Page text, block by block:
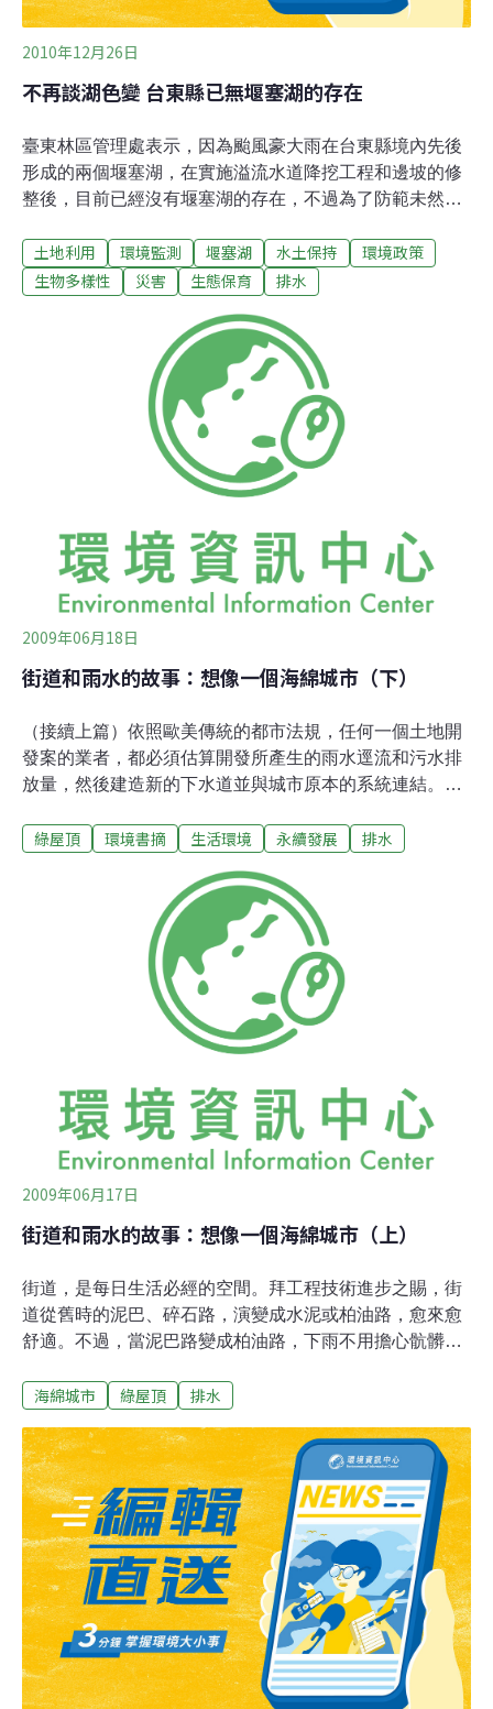
2010年12月26日
不再談湖色變 台東縣已無堰塞湖的存在
臺東林區管理處表示，因為颱風豪大雨在台東縣境內先後
形成的兩個堰塞湖，在實施溢流水道降挖工程和邊坡的修
整後，目前已經沒有堰塞湖的存在，不過為了防範未然，
柱處長說，台東縣在95年7月16號，因為碧利斯颱風帶來
的豪大雨加上隔天又發生規模4.6地震的影響，導致海端鄉
河道，形成堰塞湖，對下游聚落安全也構成嚴重威脅。經
過這幾年分別實施溢流水道降挖工程，並將邊坡修整為複
式斷面，排除堰塞湖蓄水，提高壩堤的穩定性後，目前已
經沒有煙塞湖的存在。此外，去年莫拉克颱風期間形成的
太麻里包聖社堰塞湖，也是經過持續的降挖後，湖水已經
土地利用 環境監測 堰塞湖 水土保持
環境政策
生物多樣性
災害 生態保育 排水
2009年06月18日
街道和雨水的故事：想像一個海綿城市（下）
（接續上篇）依照歐美傳統的都市法規，任何一個土地開
發案的業者，都必須估算開發所產生的雨水逕流和污水排
放量，然後建造新的下水道並與城市原本的系統連結。但
統得承擔愈來愈龐大的家庭廢水和雨水逕流量，加重了系
溢流到河中，也造成河流生態的日益惡化。雨水慢慢流，
街道排水新革命於是，歐美城市一方面開始思考如何減少
雨水逕流，另一方面也檢討中央集中排水的做法，改以分
散式、現地處理方式來減輕下水道系統的負擔。歐美城市
處理雨水逕流的新做法，顛覆了傳統「盡快將水排除」的
排水觀念，而是設法將雨水留在基地，在需要維持乾爽的
道路旁打造一系列「生態草溝」（bio-swale）。
綠屋頂 環境書摘 生活環境 永續發展 排水
2009年06月17日
街道和雨水的故事：想像一個海綿城市（上）
街道，是每日生活必經的空間。拜工程技術進步之賜，街
道從舊時的泥巴、碎石路，演變成水泥或柏油路，愈來愈
舒適。不過，當泥巴路變成柏油路，下雨不用擔心骯髒的
到柏油路上的雨水該怎麼辦？從泥濘路到雨水下水道泥巴
到土壤中，等天晴路乾後也就沒事了。但水泥和柏油卻不
透水，降下來的雨水永遠也滲不進下面的土壤，那麼雨水
該流到哪裡去？為了不要讓路面不要積水影響交通，為了
把雨水排掉，工程師於是在道路兩側設計了排水溝，讓路
面上的雨水流進水溝，再順著水溝排入河裡。但是，由於
雨水將路面垃圾也一併沖刷進溝裡，沒有定期清理的露天
排水溝骯髒危險，且有礙市容，於是，工程師又將排水溝
加蓋，眼不見為淨。隨著都市人口愈來愈多，土地愈來愈
珍貴，排水溝已不符合空間效益，工程師因而設計雨水下
水道，乾脆將排水溝藏到地下去。
海綿城市 綠屋頂 排水